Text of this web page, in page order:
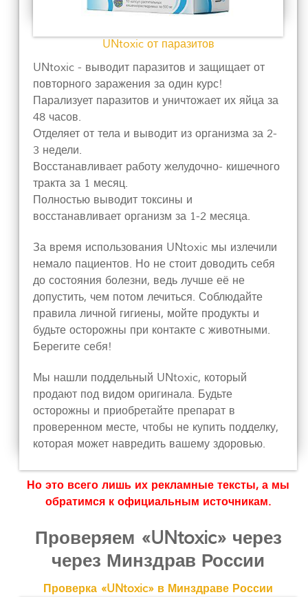
UNtoxic от паразитов
UNtoxic - выводит паразитов и защищает от
повторного заражения за один курс!
Парализует паразитов и уничтожает их яйца за
48 часов.
Отделяет от тела и выводит из организма за 2-
3 недели.
Восстанавливает работу желудочно- кишечного
тракта за 1 месяц.
Полностью выводит токсины и
восстанавливает организм за 1-2 месяца.
За время использования UNtoxic мы излечили
немало пациентов. Но не стоит доводить себя
до состояния болезни, ведь лучше её не
допустить, чем потом лечиться. Соблюдайте
правила личной гигиены, мойте продукты и
будьте осторожны при контакте с животными.
Берегите себя!
Мы нашли поддельный UNtoxic, который
продают под видом оригинала. Будьте
осторожны и приобретайте препарат в
проверенном месте, чтобы не купить подделку,
которая может навредить вашему здоровью.
Но это всего лишь их рекламные тексты, а мы
обратимся к официальным источникам.
Проверяем «UNtoxic» через
через Минздрав России
Проверка «UNtoxic» в Минздраве России